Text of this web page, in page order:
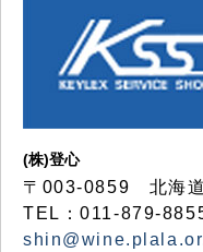
(株)登心
〒003-0859 北海道
TEL：011-879-